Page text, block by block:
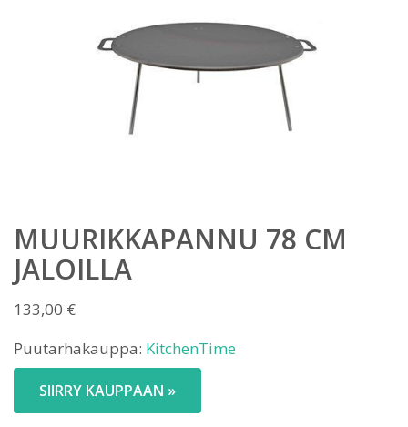
MUURIKKAPANNU 78 CM
JALOILLA
133,00 €
Puutarhakauppa: KitchenTime
SIIRRY KAUPPAAN »